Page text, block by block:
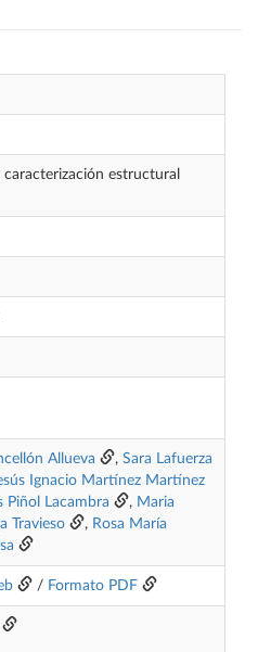
caracterización estructural
Allueva , Sara Lafuerza
Ignacio Martínez Martínez
Piñol Lacambra , Maria
Travieso
, Rosa María
/ Formato PDF